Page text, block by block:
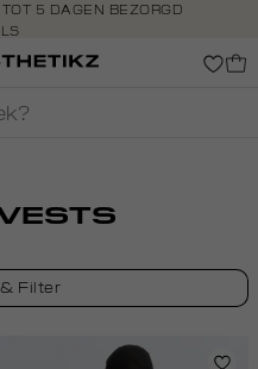
5 DAGEN BEZORGD
IN DE WINKEL
RIVERTY, APPLE PAY &
Filter